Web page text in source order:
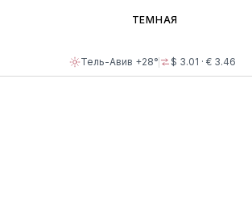
Тель-Авив +28° $ 3.01 · € 3.46
ТЕМНАЯ